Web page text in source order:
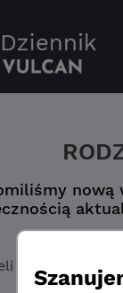
nową
jeszcze nie